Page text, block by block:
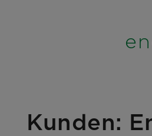
Kunden: